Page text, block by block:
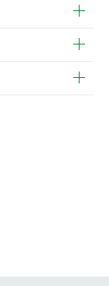
いたします。
ご注文は週明け
とさせていただ
再注文してくだ
購入履歴画面に